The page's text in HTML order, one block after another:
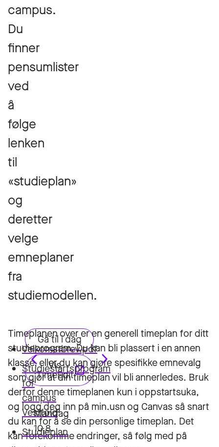
campus.
Du
finner
pensumlister
ved
å
følge
lenken
til
«studieplan»
og
deretter
velge
emneplaner
fra
studiemodellen.
Velkomstbrev.pdf
Studiestartsprogram
for
campus
Vestfold
Studieplan
Timeplanen over er en generell timeplan for ditt
studieprogram. Du kan bli plassert i en annen
klasse, eller du kan gjøre spesifikke emnevalg
som gjør at din timeplan vil bli annerledes. Bruk
derfor denne timeplanen kun i oppstartsuka,
og logg deg inn på min.usn og Canvas så snart
du kan for å se din personlige timeplan. Det
kan forekomme endringer, så følg med på